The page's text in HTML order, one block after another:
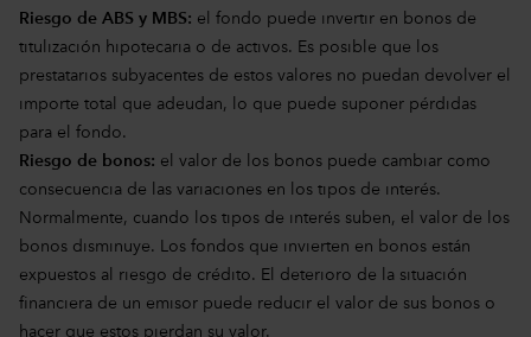
Riesgo de ABS y MBS: el fondo puede invertir en bonos de
titulización hipotecaria o de activos. Es posible que los
prestatarios subyacentes de estos valores no puedan devolver el
importe total que adeudan, lo que puede suponer pérdidas
para el fondo.
Riesgo de bonos: el valor de los bonos puede cambiar como
consecuencia de las variaciones en los tipos de interés.
Normalmente, cuando los tipos de interés suben, el valor de los
bonos disminuye. Los fondos que invierten en bonos están
expuestos al riesgo de crédito. El deterioro de la situación
financiera de un emisor puede reducir el valor de sus bonos o
hacer que estos pierdan su valor.